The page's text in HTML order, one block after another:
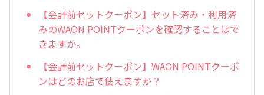
【会計前セットクーポン】セット済み・利用済
みのWAON POINTクーポンを確認することはで
きますか。
【会計前セットクーポン】WAON POINTクーポ
ンはどのお店で使えますか？